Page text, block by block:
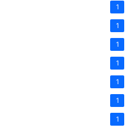
1
1
1
1
1
1
1